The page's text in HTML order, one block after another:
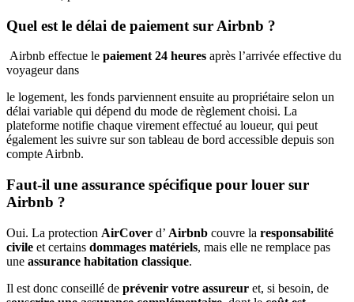
Quel est le délai de paiement sur Airbnb ?
Airbnb effectue le paiement 24 heures après l’arrivée effective du
voyageur dans
le logement, les fonds parviennent ensuite au propriétaire selon un
délai variable qui dépend du mode de règlement choisi. La
plateforme notifie chaque virement effectué au loueur, qui peut
également les suivre sur son tableau de bord accessible depuis son
compte Airbnb.
Faut-il une assurance spécifique pour louer sur
Airbnb ?
Oui. La protection AirCover d’ Airbnb couvre la responsabilité
civile et certains dommages matériels, mais elle ne remplace pas
une assurance habitation classique.
Il est donc conseillé de prévenir votre assureur et, si besoin, de